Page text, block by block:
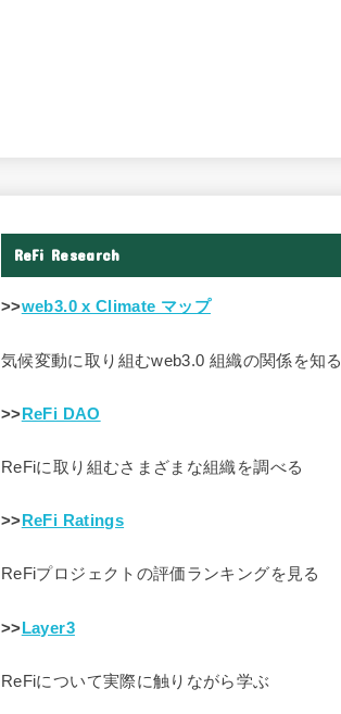
ReFi Research
>>web3.0 x Climate マップ
気候変動に取り組むweb3.0 組織の関係を知る
>> ReFi DAO
ReFiに取り組むさまざまな組織を調べる
>> ReFi Ratings
ReFiプロジェクトの評価ランキングを見る
>>Layer3
ReFiについて実際に触りながら学ぶ